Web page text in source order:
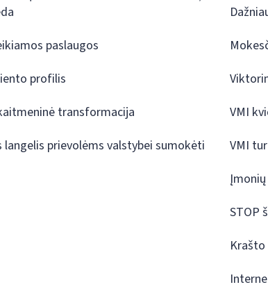
paslaugos
profilis
transformacija
langelis prievolėms valstybei sumokėti
VMI
VMI
STOP